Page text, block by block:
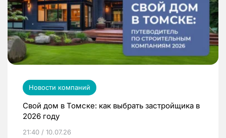
Новости компаний
Свой дом в Томске: как выбрать застройщика в
2026 году
21:40 / 10.07.26